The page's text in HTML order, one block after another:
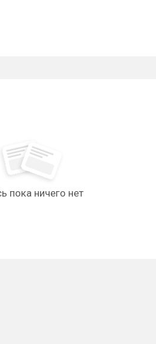
пока ничего нет